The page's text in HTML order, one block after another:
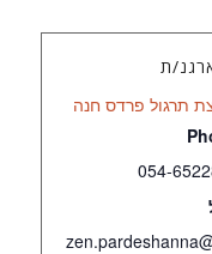
ת
תרגול פרדס חנה
054-